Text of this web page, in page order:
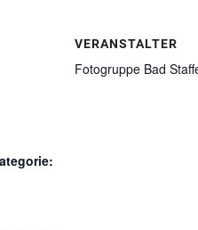
VERANSTALTER
Fotogruppe Bad